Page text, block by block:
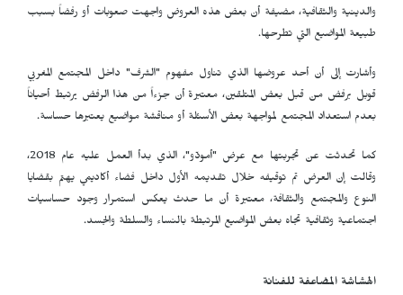
والدينية والثقافية، مضيفة أن بعض هذه العروض واجهت صعوبات أو رفضاً بسبب
طبيعة المواضيع التي تطرحها.
وأشارت إلى أن أحد عروضها الذي تناول مفهوم "الشرف" داخل المجتمع المغربي
قوبل برفض من قبل بعض المتلقين، معتبرة أن جزءاً من هذا الرفض يرتبط أحياناً
بعدم استعداد المجتمع لمواجهة بعض الأسئلة أو مناقشة مواضيع يعتبرها حساسة.
كما تحدثت عن تجربتها مع عرض "أمودّو"، الذي بدأ العمل عليه عام 2018،
وقالت إن العرض تم توقيفه خلال تقديمه الأول داخل فضاء أكاديمي يهتم بقضايا
النوع والمجتمع والثقافة، معتبرة أن ما حدث يعكس استمرار وجود حساسيات
اجتماعية وثقافية تجاه بعض المواضيع المرتبطة بالنساء والسلطة والجسد.
الهشاشة المضاعفة للفنانة